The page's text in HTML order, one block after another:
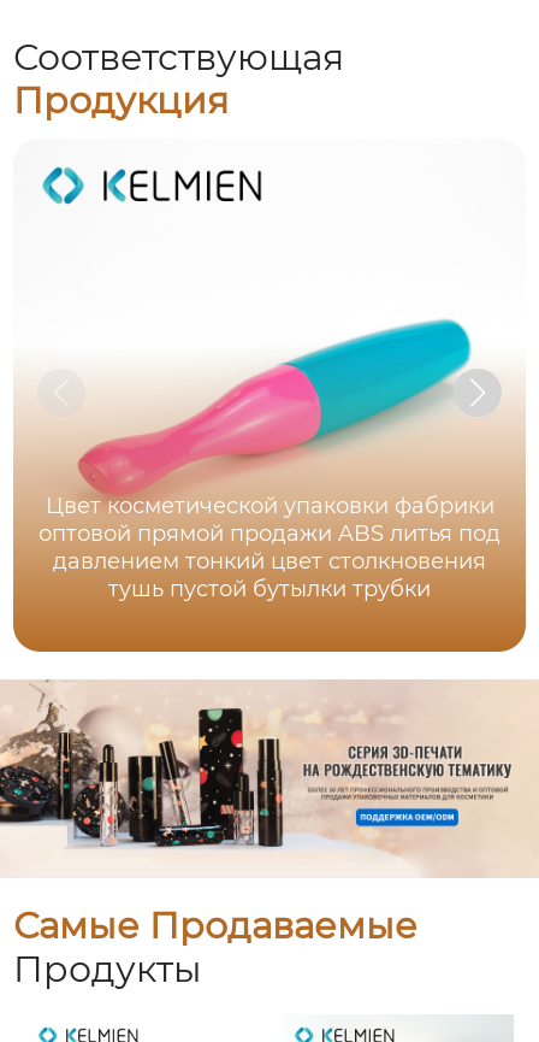
Соответствующая
Продукция
Цвет косметической упаковки фабрики
оптовой прямой продажи ABS литья под
давлением тонкий цвет столкновения
тушь пустой бутылки трубки
Самые Продаваемые
Продукты